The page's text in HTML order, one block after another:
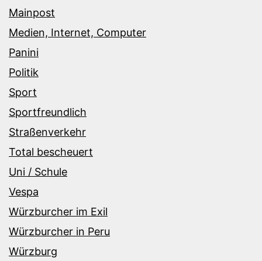
Mainpost
Medien, Internet, Computer
Panini
Politik
Sport
Sportfreundlich
Straßenverkehr
Total bescheuert
Uni / Schule
Vespa
Würzburcher im Exil
Würzburcher in Peru
Würzburg